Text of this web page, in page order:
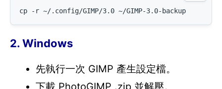
cp -r ~/.config/GIMP/3.0 ~/GIMP-3.0-backup
2. Windows
先執行一次 GIMP 產生設定檔。
下載 PhotoGIMP .zip 並解壓。